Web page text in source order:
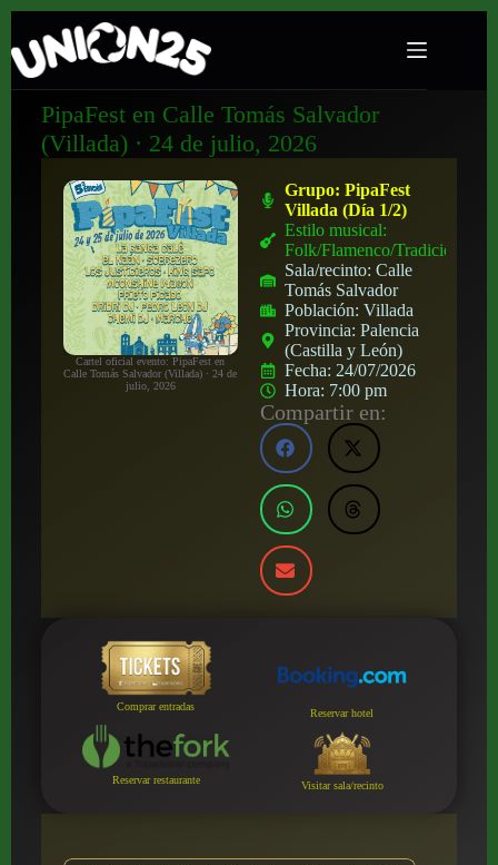
PipaFest en Calle Tomás Salvador
(Villada) · 24 de julio, 2026
Cartel oficial evento: PipaFest en
Calle Tomás Salvador (Villada) · 24 de
julio, 2026
Grupo:PipaFest
Villada (Día 1/2)
Estilo musical:
Folk/Flamenco/Tradicional
Sala/recinto:Calle
Tomás Salvador
Población:Villada
Provincia:Palencia
(Castilla y León)
Fecha: 24/07/2026
Hora: 7:00 pm
Compartir en:
Comprar entradas
Reservar hotel
Reservar restaurante Visitar sala/recinto